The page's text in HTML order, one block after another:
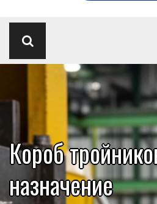
Короб
назначение